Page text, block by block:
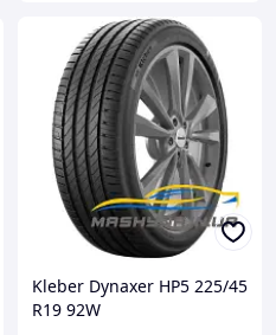
Kleber Dynaxer HP5 225/45
R19 92W